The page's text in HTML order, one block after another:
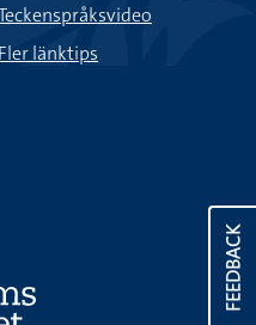
FEEDBACK
Fler länktips